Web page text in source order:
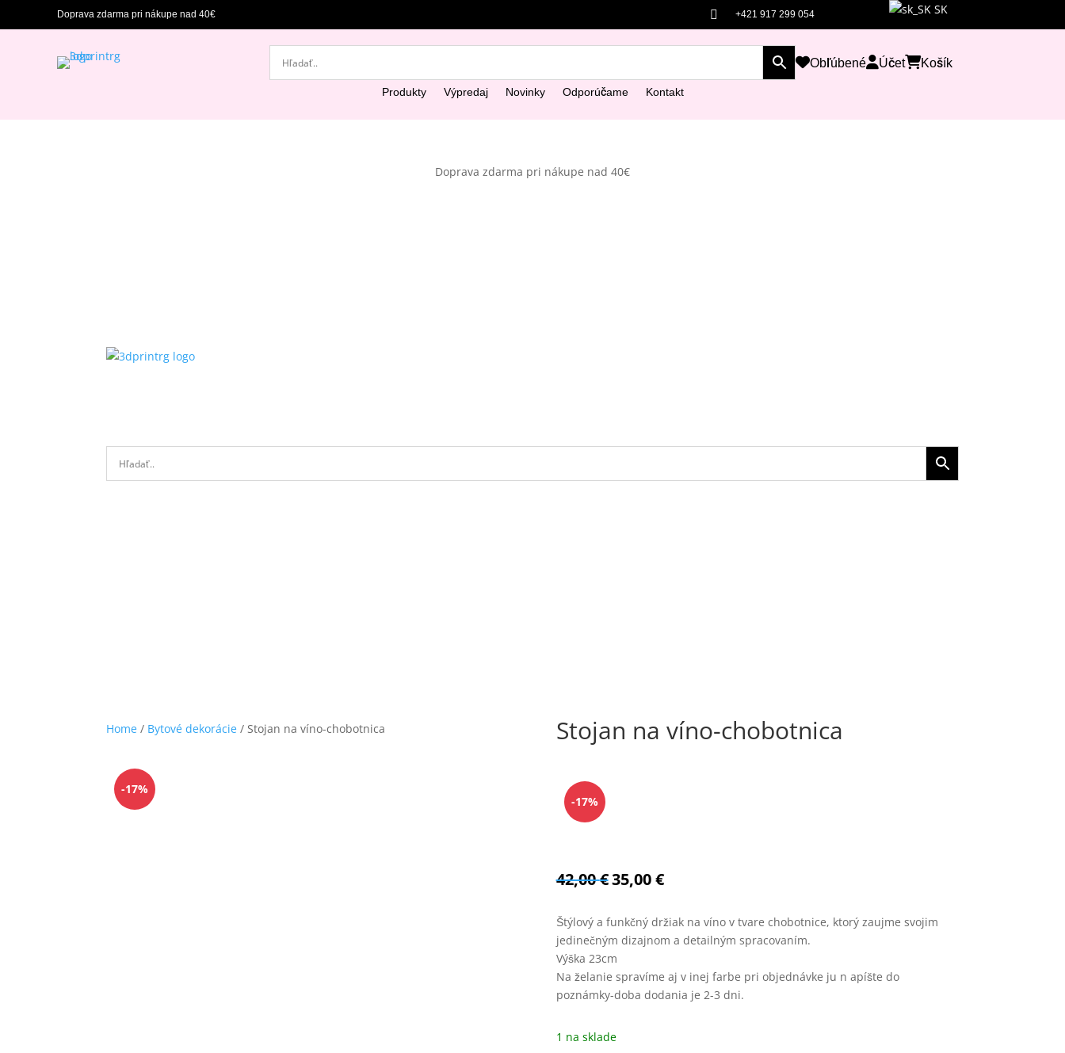
Doprava zdarma pri nákupe nad 40€  +421 917 299 054 SK
Obľúbené Účet Košík
Produkty Výpredaj Novinky Odporúčame Kontakt
Doprava zdarma pri nákupe nad 40€
Home / Bytové dekorácie / Stojan na víno-chobotnica
-17%
Stojan na víno-chobotnica
-17%
42,00€ Pôvodná
bola:
42,00 €.
35,00€Aktuálna
je:
35,00 €.
Štýlový a funkčný držiak na víno v tvare chobotnice, ktorý zaujme svojim
jedinečným dizajnom a detailným spracovaním.
Výška 23cm
Na želanie spravíme aj v inej farbe pri objednávke ju n apíšte do
poznámky-doba dodania je 2-3 dni.
1 na sklade